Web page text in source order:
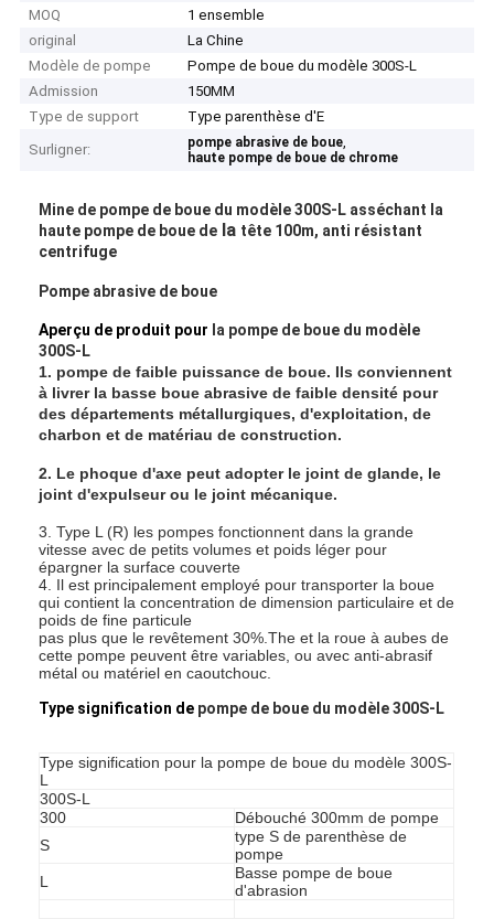
MOQ
1 ensemble
original
La Chine
Modèle de pompe
Pompe de boue du modèle 300S-L
Admission
150MM
Type de support
Type parenthèse d'E
Surligner:
pompe abrasive de boue,
haute pompe de boue de chrome
Mine de pompe de boue du modèle 300S-L asséchant la
haute pompe de boue de la tête 100m, anti résistant
centrifuge
Pompe abrasive de boue
Aperçu de produit pour la pompe de boue du modèle
300S-L
1. pompe de faible puissance de boue. Ils conviennent
à livrer la basse boue abrasive de faible densité pour
des départements métallurgiques, d'exploitation, de
charbon et de matériau de construction.
2. Le phoque d'axe peut adopter le joint de glande, le
joint d'expulseur ou le joint mécanique.
3. Type L (R) les pompes fonctionnent dans la grande
vitesse avec de petits volumes et poids léger pour
épargner la surface couverte
4. Il est principalement employé pour transporter la boue
qui contient la concentration de dimension particulaire et de
poids de fine particule
pas plus que le revêtement 30%.The et la roue à aubes de
cette pompe peuvent être variables, ou avec anti-abrasif
métal ou matériel en caoutchouc.
Type signification de pompe de boue du modèle 300S-L
Type signification pour la pompe de boue du modèle 300S-
L
300S-L
300
Débouché 300mm de pompe
S
type S de parenthèse de
pompe
L
Basse pompe de boue
d'abrasion